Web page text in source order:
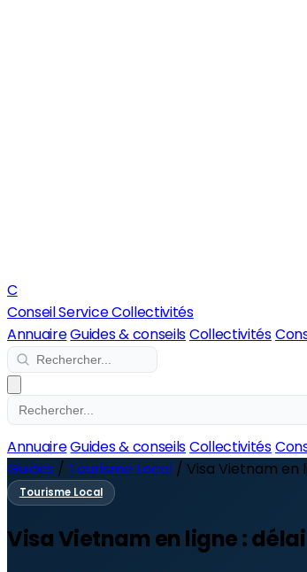
C
Conseil Service Collectivités
AnnuaireGuides & conseilsCollectivités
AnnuaireGuides & conseilsCollectivités
Guides / Tourisme Local / Visa Vietnam en
Tourisme Local
Visa Vietnam en ligne :